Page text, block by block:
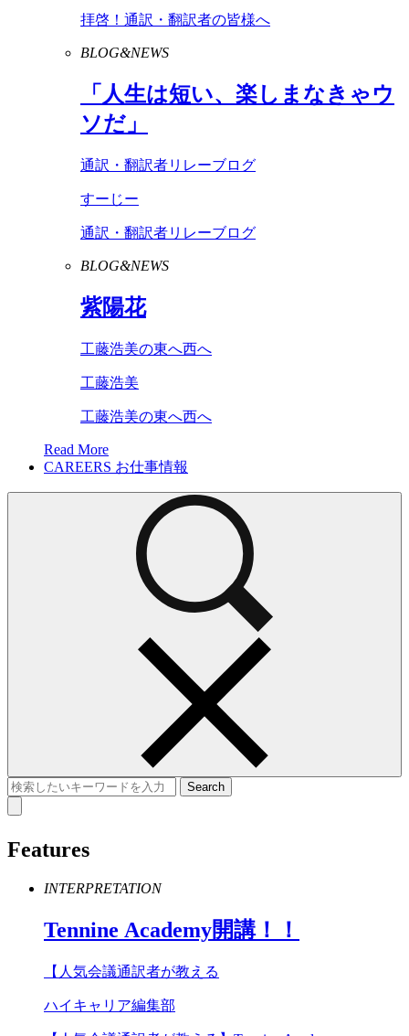
拝啓！通訳・翻訳者の皆様へ
BLOG&NEWS
「人生は短い、楽しまなきゃウ
ソだ」
通訳・翻訳者リレーブログ
すーじー
通訳・翻訳者リレーブログ
BLOG&NEWS
紫陽花
工藤浩美の東へ西へ
工藤浩美
工藤浩美の東へ西へ
Read More
CAREERS お仕事情報
Features
INTERPRETATION
Tennine Academy開講！！
【人気会議通訳者が教える
ハイキャリア編集部